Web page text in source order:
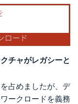
チャがレガシーと
占めましたが、デ
ークロードを義務